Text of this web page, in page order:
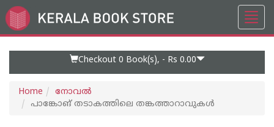
Go
to
Checkout 0 Book(s), - Rs 0.00
Home
നോവല്‍
പാങ്കോങ് തടാകത്തിലെ തങ്കത്താറാവുകൾ